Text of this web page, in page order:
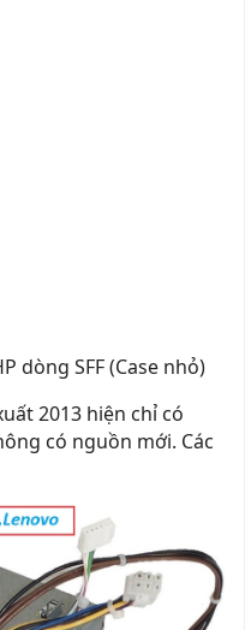
dòng SFF (Case nhỏ)
2013 hiện chỉ có
có nguồn mới. Các